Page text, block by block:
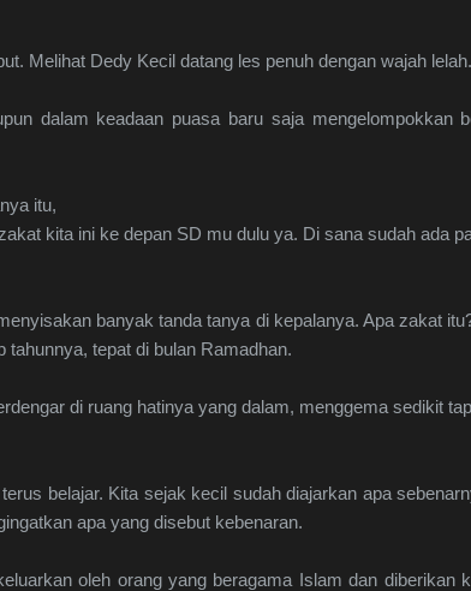
Melihat Dedy Kecil datang les penuh dengan wajah lelah.
dalam keadaan puasa baru saja mengelompokkan
itu,
kita ini ke depan SD mu dulu ya. Di sana sudah ada
banyak tanda tanya di kepalanya. Apa zakat
tahunnya, tepat di bulan Ramadhan.
di ruang hatinya yang dalam, menggema sedikit
belajar. Kita sejak kecil sudah diajarkan apa
apa yang disebut kebenaran.
oleh orang yang beragama Islam dan diberikan